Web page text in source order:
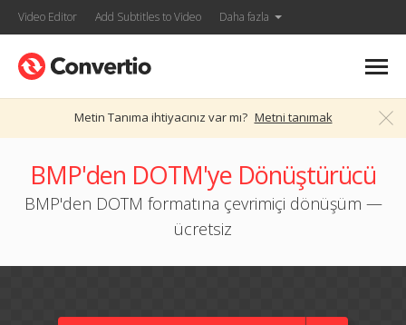
Video Editor Add Subtitles to Video Daha fazla
Metin Tanıma ihtiyacınız var mı? Metni tanımak
BMP'den DOTM'ye Dönüştürücü
BMP'den DOTM formatına çevrimiçi dönüşüm —
ücretsiz